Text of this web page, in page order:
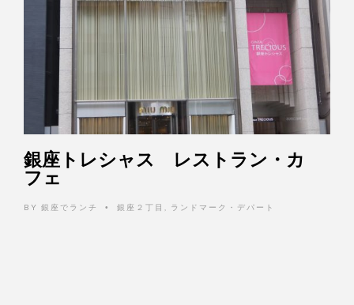
銀座トレシャス レストラン・カ
フェ
BY 銀座でランチ • 銀座２丁目 ランドマーク・デパート